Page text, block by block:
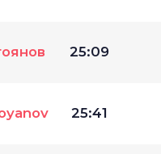
25:09
25:41